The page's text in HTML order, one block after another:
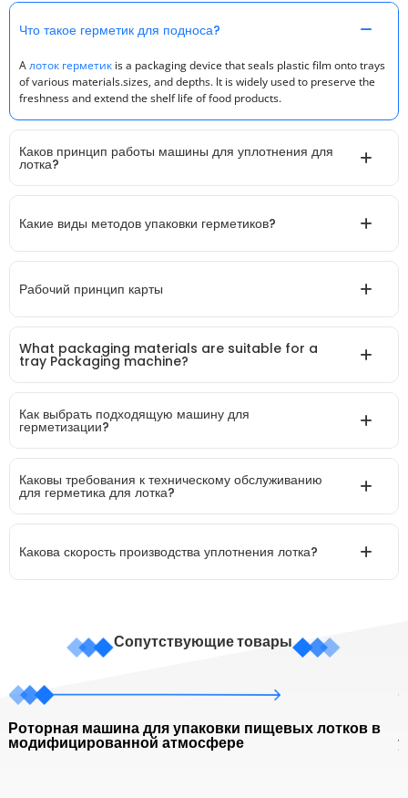
Что такое герметик для подноса?
Aлоток герметик is a packaging device that seals plastic film onto trays
of various materials.sizes, and depths. lt is widely used to preserve the
freshness and extend the shelf life of food products.
Каков принцип работы машины для уплотнения для
лотка?
Какие виды методов упаковки герметиков?
Рабочий принцип карты
What packaging materials are suitable for a
tray Packaging machine?
Как выбрать подходящую машину для
герметизации?
Каковы требования к техническому обслуживанию
для герметика для лотка?
Какова скорость производства уплотнения лотка?
Сопутствующие товары
Роторная машина для упаковки пищевых лотков в
модифицированной атмосфере